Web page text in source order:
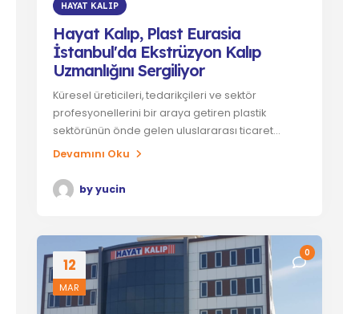
HAYAT KALIP
Hayat Kalıp, Plast Eurasia
İstanbul'da Ekstrüzyon Kalıp
Uzmanlığını Sergiliyor
Küresel üreticileri, tedarikçileri ve sektör
profesyonellerini bir araya getiren plastik
sektörünün önde gelen uluslararası ticaret...
Devamını Oku
by yucin
12
MAR
0